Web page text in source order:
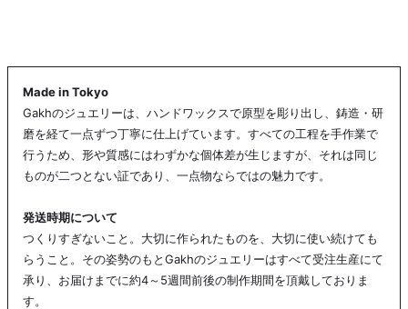
Made in Tokyo
Gakhのジュエリーは、ハンドワックスで原型を彫り出し、鋳造・研
磨を経て一点ずつ丁寧に仕上げています。すべての工程を手作業で
行うため、形や質感にはわずかな個体差が生じますが、それは同じ
ものが二つとない証であり、一点物ならではの魅力です。
発送時期について
つくりすぎないこと。大切に作られたものを、大切に使い続けても
らうこと。その姿勢のもとGakhのジュエリーはすべて受注生産にて
承り、お届けまでに約4～5週間前後の制作期間を頂戴しておりま
す。